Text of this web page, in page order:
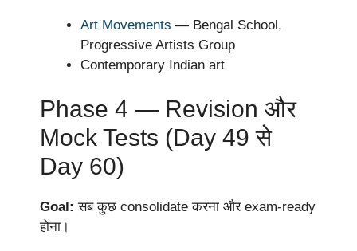
Art Movements — Bengal School,
Progressive Artists Group
Contemporary Indian art
Phase 4 — Revision और
Mock Tests (Day 49 से
Day 60)
Goal: सब कुछ consolidate करना और exam-ready
होना।